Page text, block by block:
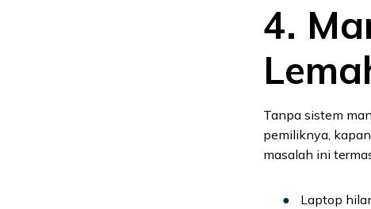
4.
Tanpa sistem
pemiliknya,
masalah ini
Laptop